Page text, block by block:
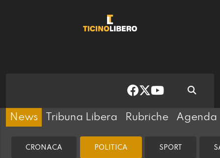
News Tribuna Libera Rubriche Agenda
CRONACA POLITICA SPORT